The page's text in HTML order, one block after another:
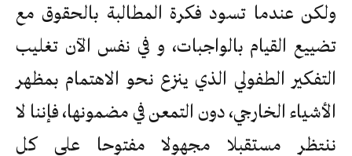
ولكن عندما تسود فكرة المطالبة بالحقوق مع
تضييع القيام بالواجبات، و في نفس الآن تغليب
التفكير الطفولي الذي ينزع نحو الاهتمام بمظهر
الأشياء الخارجي، دون التمعن في مضمونها، فإننا لا
ننتظر مستقبلا مجهولا مفتوحا على كل